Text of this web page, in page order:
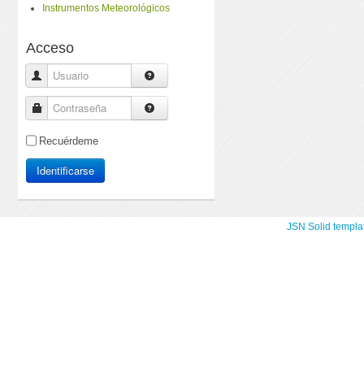
Instrumentos Meteorológicos
Acceso
Usuario
Contraseña
Recuérdeme
Identificarse
JSN Solid